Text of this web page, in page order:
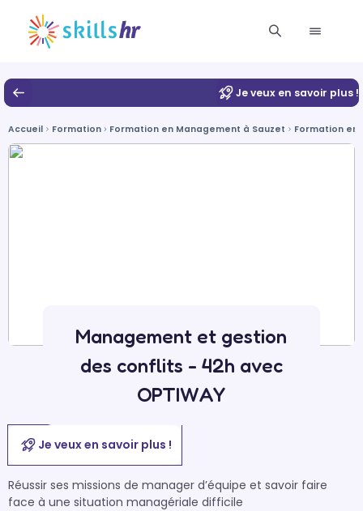
Je veux en savoir plus !
Accueil Formation Formation en Management à Sauzet Formation en
Management et gestion
des conflits - 42h avec
OPTIWAY
Je veux en savoir plus !
Réussir ses missions de manager d’équipe et savoir faire
face à une situation managériale difficile